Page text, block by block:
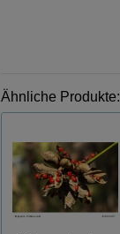
Ähnliche Produkte: